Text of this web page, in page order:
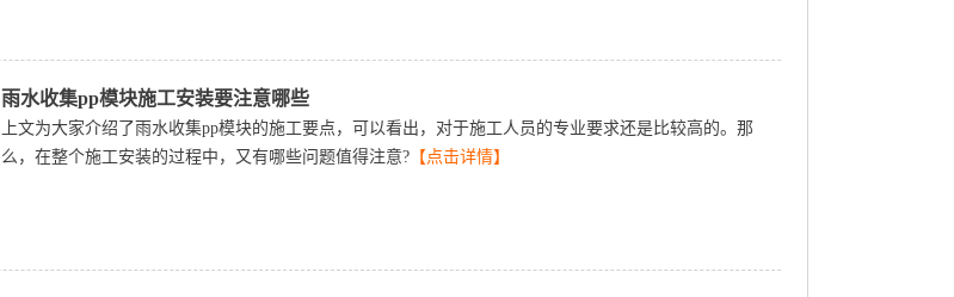
雨水收集pp模块施工安装要注意哪些
上文为大家介绍了雨水收集pp模块的施工要点，可以看出，对于施工人员的专业要求还是比较高的。那
么，在整个施工安装的过程中，又有哪些问题值得注意? 【点击详情】